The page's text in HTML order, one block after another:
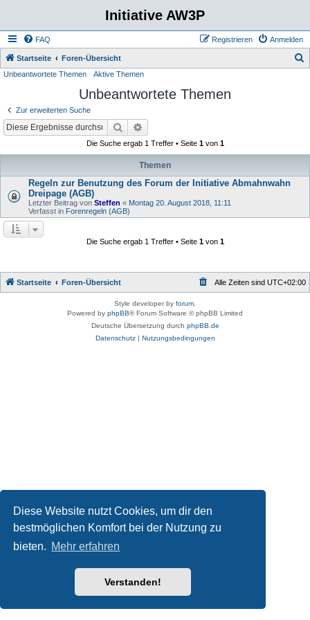
Diese Website nutzt Cookies, um dir den
bestmöglichen Komfort bei der Nutzung zu
bieten. Mehr erfahren
Verstanden!
Initiative AW3P
FAQ Anmelden
Registrieren
Startseite Foren-Übersicht
Unbeantwortete Themen Aktive Themen
Unbeantwortete Themen
Zur erweiterten Suche
Suche
Die Suche ergab 1 Treffer • Seite 1von 1
Themen
Regeln zur Benutzung des Forum der Initiative Abmahnwahn
Dreipage (AGB)
Letzter Beitrag von Steffen « Montag 20. August 2018, 11:11
Verfasst in Forenregeln (AGB)
Die Suche ergab 1 Treffer • Seite 1von 1
Startseite Foren-Übersicht Alle Zeiten sind UTC+02:00
Style developer by forum
Powered by phpBB® Forum Software © phpBB Limited
Deutsche Übersetzung durch phpBB.de
Datenschutz| Nutzungsbedingungen